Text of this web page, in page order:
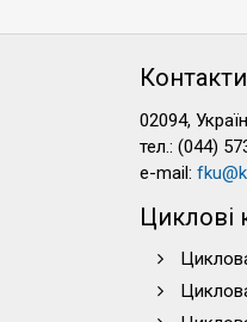
02094,
тел.: (044)
e-mail:
Циклові